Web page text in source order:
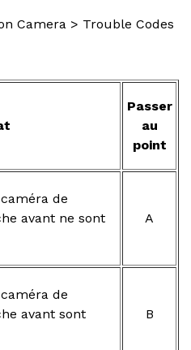
Camera > Trouble Codes
Passer
au
point
de
avant ne sont
A
de
avant sont
B